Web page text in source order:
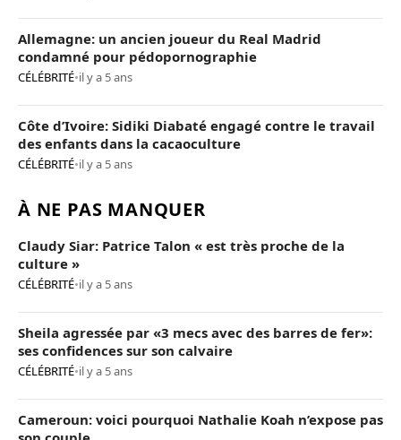
Allemagne: un ancien joueur du Real Madrid
condamné pour pédopornographie
CÉLÉBRITÉ•il y a 5 ans
Côte d’Ivoire: Sidiki Diabaté engagé contre le travail
des enfants dans la cacaoculture
CÉLÉBRITÉ•il y a 5 ans
À NE PAS MANQUER
Claudy Siar: Patrice Talon « est très proche de la
culture »
CÉLÉBRITÉ•il y a 5 ans
Sheila agressée par «3 mecs avec des barres de fer»:
ses confidences sur son calvaire
CÉLÉBRITÉ•il y a 5 ans
Cameroun: voici pourquoi Nathalie Koah n’expose pas